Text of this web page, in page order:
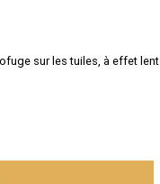
sur les tuiles, à effet lent.